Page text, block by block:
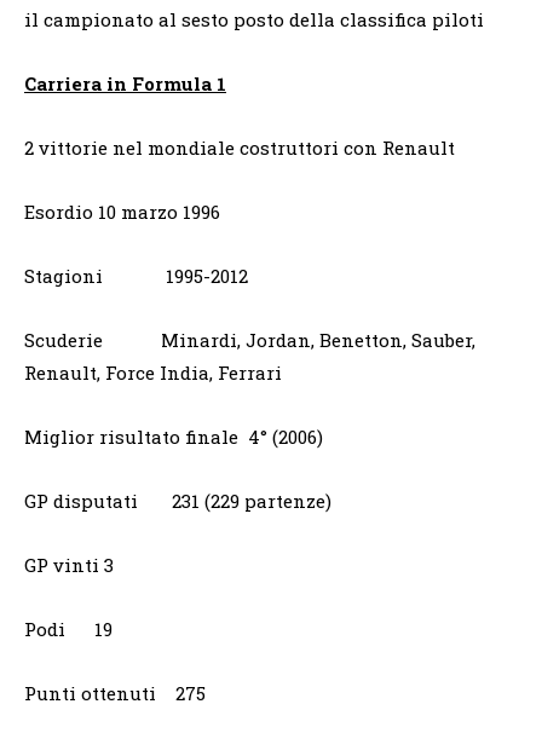
il campionato al sesto posto della classifica piloti
Carriera in Formula 1
2 vittorie nel mondiale costruttori con Renault
Esordio 10 marzo 1996
Stagioni 1995-2012
Scuderie Minardi, Jordan, Benetton, Sauber,
Renault, Force India, Ferrari
Miglior risultato finale 4° (2006)
GP disputati 231 (229 partenze)
GP vinti 3
Podi 19
Punti ottenuti 275